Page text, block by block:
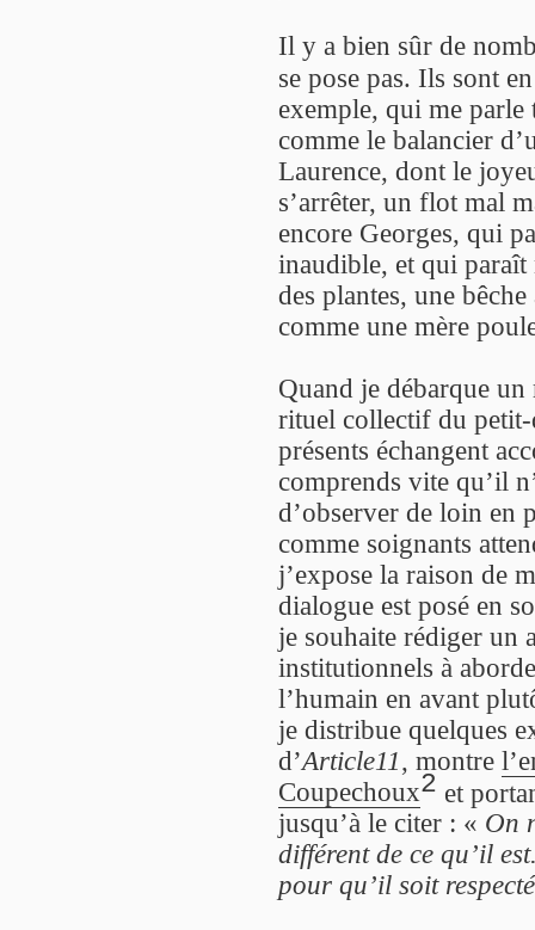
Il y a bien sûr de
se pose pas. Ils sont
exemple, qui me parle
comme le balancier
Laurence, dont le
s’arrêter, un flot mal
encore Georges, qui
inaudible, et qui paraît
des plantes, une
comme une mère
Quand je débarque
rituel collectif du petit-
présents échangent
comprends vite qu’il
d’observer de loin en
comme soignants
j’expose la raison de
dialogue est posé en
je souhaite rédiger un
institutionnels à
l’humain en avant
je distribue quelques
d’Article11, montre
Coupechoux2 et
jusqu’à le citer : « On
différent de ce qu’il
pour qu’il soit